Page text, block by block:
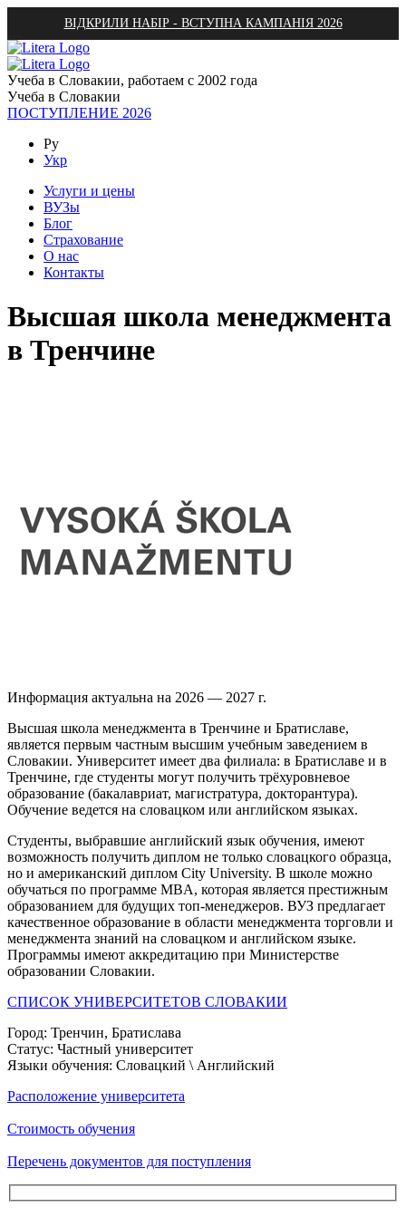
ВІДКРИЛИ НАБІР - ВСТУПНА КАМПАНІЯ 2026
Учеба в Словакии, работаем с 2002 года
Учеба в Словакии
ПОСТУПЛЕНИЕ 2026
Ру
Укр
Услуги и цены
ВУЗы
Блог
Страхование
О нас
Контакты
Высшая школа менеджмента
в Тренчине
Информация актуальна на 2026 — 2027 г.
Высшая школа менеджмента в Тренчине и Братиславе,
является первым частным высшим учебным заведением в
Словакии. Университет имеет два филиала: в Братиславе и в
Тренчине, где студенты могут получить трёхуровневое
образование (бакалавриат, магистратура, докторантура).
Обучение ведется на словацком или английском языках.
Студенты, выбравшие английский язык обучения, имеют
возможность получить диплом не только словацкого образца,
но и американский диплом Сity University. В школе можно
обучаться по программе MBA, которая является престижным
образованием для будущих топ-менеджеров. ВУЗ предлагает
качественное образование в области менеджмента торговли и
менеджмента знаний на словацком и английском языке.
Программы имеют аккредитацию при Министерстве
образовании Словакии.
СПИСОК УНИВЕРСИТЕТОВ СЛОВАКИИ
Город: Тренчин, Братислава
Статус: Частный университет
Языки обучения: Словацкий \ Английский
Расположение университета
Стоимость обучения
Перечень документов для поступления